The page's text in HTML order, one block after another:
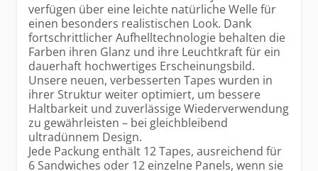
verfügen über eine leichte natürliche Welle für
einen besonders realistischen Look. Dank
fortschrittlicher Aufhelltechnologie behalten die
Farben ihren Glanz und ihre Leuchtkraft für ein
dauerhaft hochwertiges Erscheinungsbild.
Unsere neuen, verbesserten Tapes wurden in
ihrer Struktur weiter optimiert, um bessere
Haltbarkeit und zuverlässige Wiederverwendung
zu gewährleisten – bei gleichbleibend
ultradünnem Design.
Jede Packung enthält 12 Tapes, ausreichend für
6 Sandwiches oder 12 einzelne Panels, wenn sie